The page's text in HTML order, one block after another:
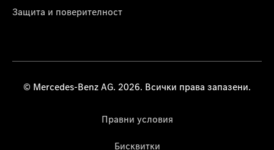
Защита и поверителност
© Mercedes-Benz AG. 2026. Всички права запазени.
Правни условия
Бисквитки